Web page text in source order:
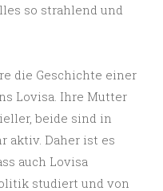
so strahlend und
die Geschichte einer
Lovisa. Ihre Mutter
beide sind in
aktiv. Daher ist es
auch Lovisa
studiert und von